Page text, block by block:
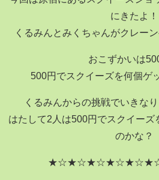
にきたよ！
くるみんとみくちゃんがクレー
おこずかいは
500円でスクイーズを何個ゲ
くるみんからの挑戦でいきな
はたして2人は500円でスクイーズ
のかな？